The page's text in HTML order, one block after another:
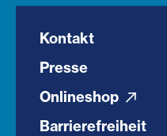
Kontakt
Presse
Onlineshop
Barrierefreiheit